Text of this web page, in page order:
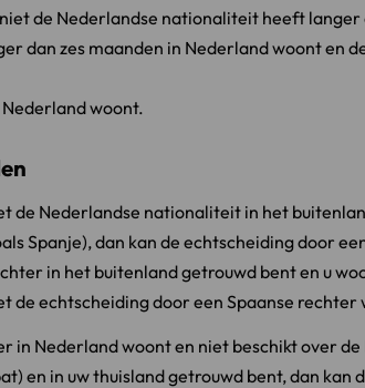
de Nederlandse nationaliteit heeft
dan zes maanden in Nederland woont en
woont.
de Nederlandse nationaliteit in het
Spanje), dan kan de echtscheiding door
in het buitenland getrouwd bent en u
de echtscheiding door een Spaanse rechter
in Nederland woont en niet beschikt over
en in uw thuisland getrouwd bent, dan kan